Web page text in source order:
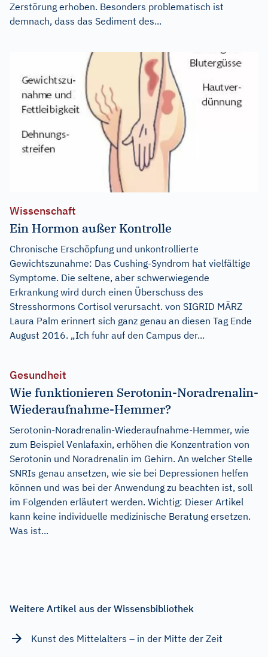
Zerstörung erhoben. Besonders problematisch ist
demnach, dass das Sediment des...
Wissenschaft
Ein Hormon außer Kontrolle
Chronische Erschöpfung und unkontrollierte
Gewichtszunahme: Das Cushing-Syndrom hat vielfältige
Symptome. Die seltene, aber schwerwiegende
Erkrankung wird durch einen Überschuss des
Stresshormons Cortisol verursacht. von SIGRID MÄRZ
Laura Palm erinnert sich ganz genau an diesen Tag Ende
August 2016. „Ich fuhr auf den Campus der...
Gesundheit
Wie funktionieren Serotonin-Noradrenalin-
Wiederaufnahme-Hemmer?
Serotonin-Noradrenalin-Wiederaufnahme-Hemmer, wie
zum Beispiel Venlafaxin, erhöhen die Konzentration von
Serotonin und Noradrenalin im Gehirn. An welcher Stelle
SNRIs genau ansetzen, wie sie bei Depressionen helfen
können und was bei der Anwendung zu beachten ist, soll
im Folgenden erläutert werden. Wichtig: Dieser Artikel
kann keine individuelle medizinische Beratung ersetzen.
Was ist...
Weitere Artikel aus der Wissensbibliothek
Kunst des Mittelalters – in der Mitte der Zeit